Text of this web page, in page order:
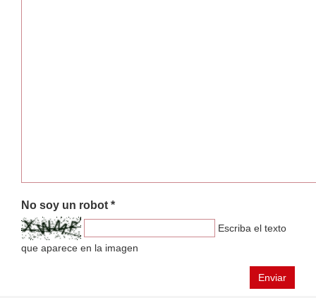
No soy un robot *
Escriba el texto
que aparece en la imagen
Enviar